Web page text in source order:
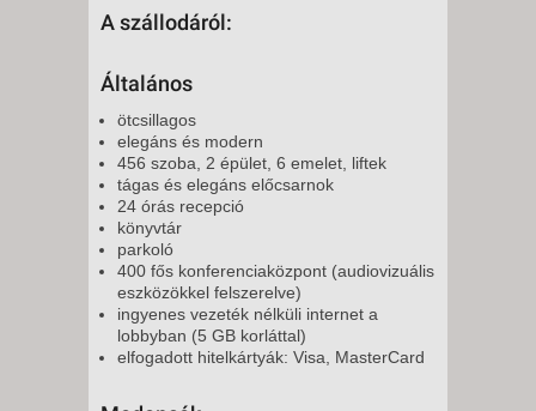
VASÁRNAP -
2026. SZEPTEMBER 20.,
VASÁRNAP -
8 NAP / 7 ÉJSZAKA
2026. OKTÓBER 11.,
VASÁRNAP -
5 NAP / 4 ÉJSZAKA
A szállodáról:
Általános
ötcsillagos
elegáns és modern
456 szoba, 2 épület, 6 emelet, liftek
tágas és elegáns előcsarnok
24 órás recepció
könyvtár
parkoló
400 fős konferenciaközpont (audiovizuális
eszközökkel felszerelve)
ingyenes vezeték nélküli internet a
lobbyban (5 GB korláttal)
elfogadott hitelkártyák: Visa, MasterCard